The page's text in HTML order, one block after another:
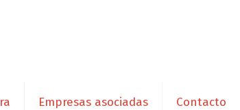
Empresas asociadas Contacto